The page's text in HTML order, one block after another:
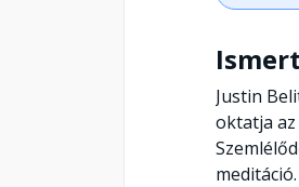
Justin
oktatja
meditáció.